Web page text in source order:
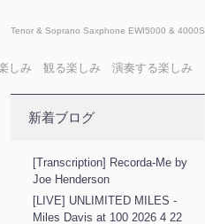
Tenor & Soprano Saxphone EWI5000 & 4000S
しみ 観る楽しみ 演奏する楽しみ
新着ブログ
[Transcription] Recorda-Me by
Joe Henderson
[LIVE] UNLIMITED MILES -
Miles Davis at 100 2026 4 22